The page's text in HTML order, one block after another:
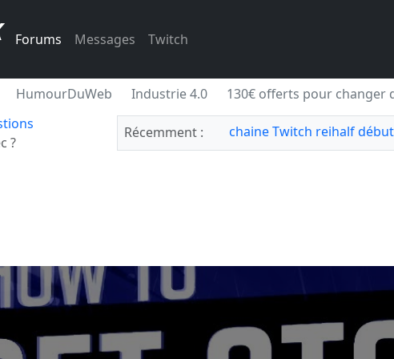
Forums Messages Twitch
HumourDuWeb Industrie 4.0
130€ offerts pour changer
?
Récemment : chaine Twitch reihalf début